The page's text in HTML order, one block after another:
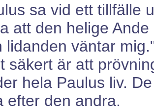
sa vid ett tillfälle
att den helige
lidanden väntar
säkert är att
hela Paulus liv.
efter den andra.